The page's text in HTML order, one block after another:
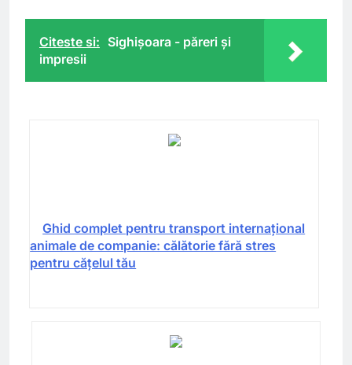
Citeste si: Sighişoara - păreri şi
impresii
Ghid complet pentru transport internațional
animale de companie: călătorie fără stres
pentru cățelul tău